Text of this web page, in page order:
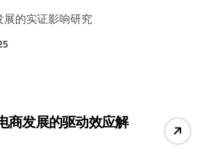
展的实证影响研究
商发展的驱动效应解